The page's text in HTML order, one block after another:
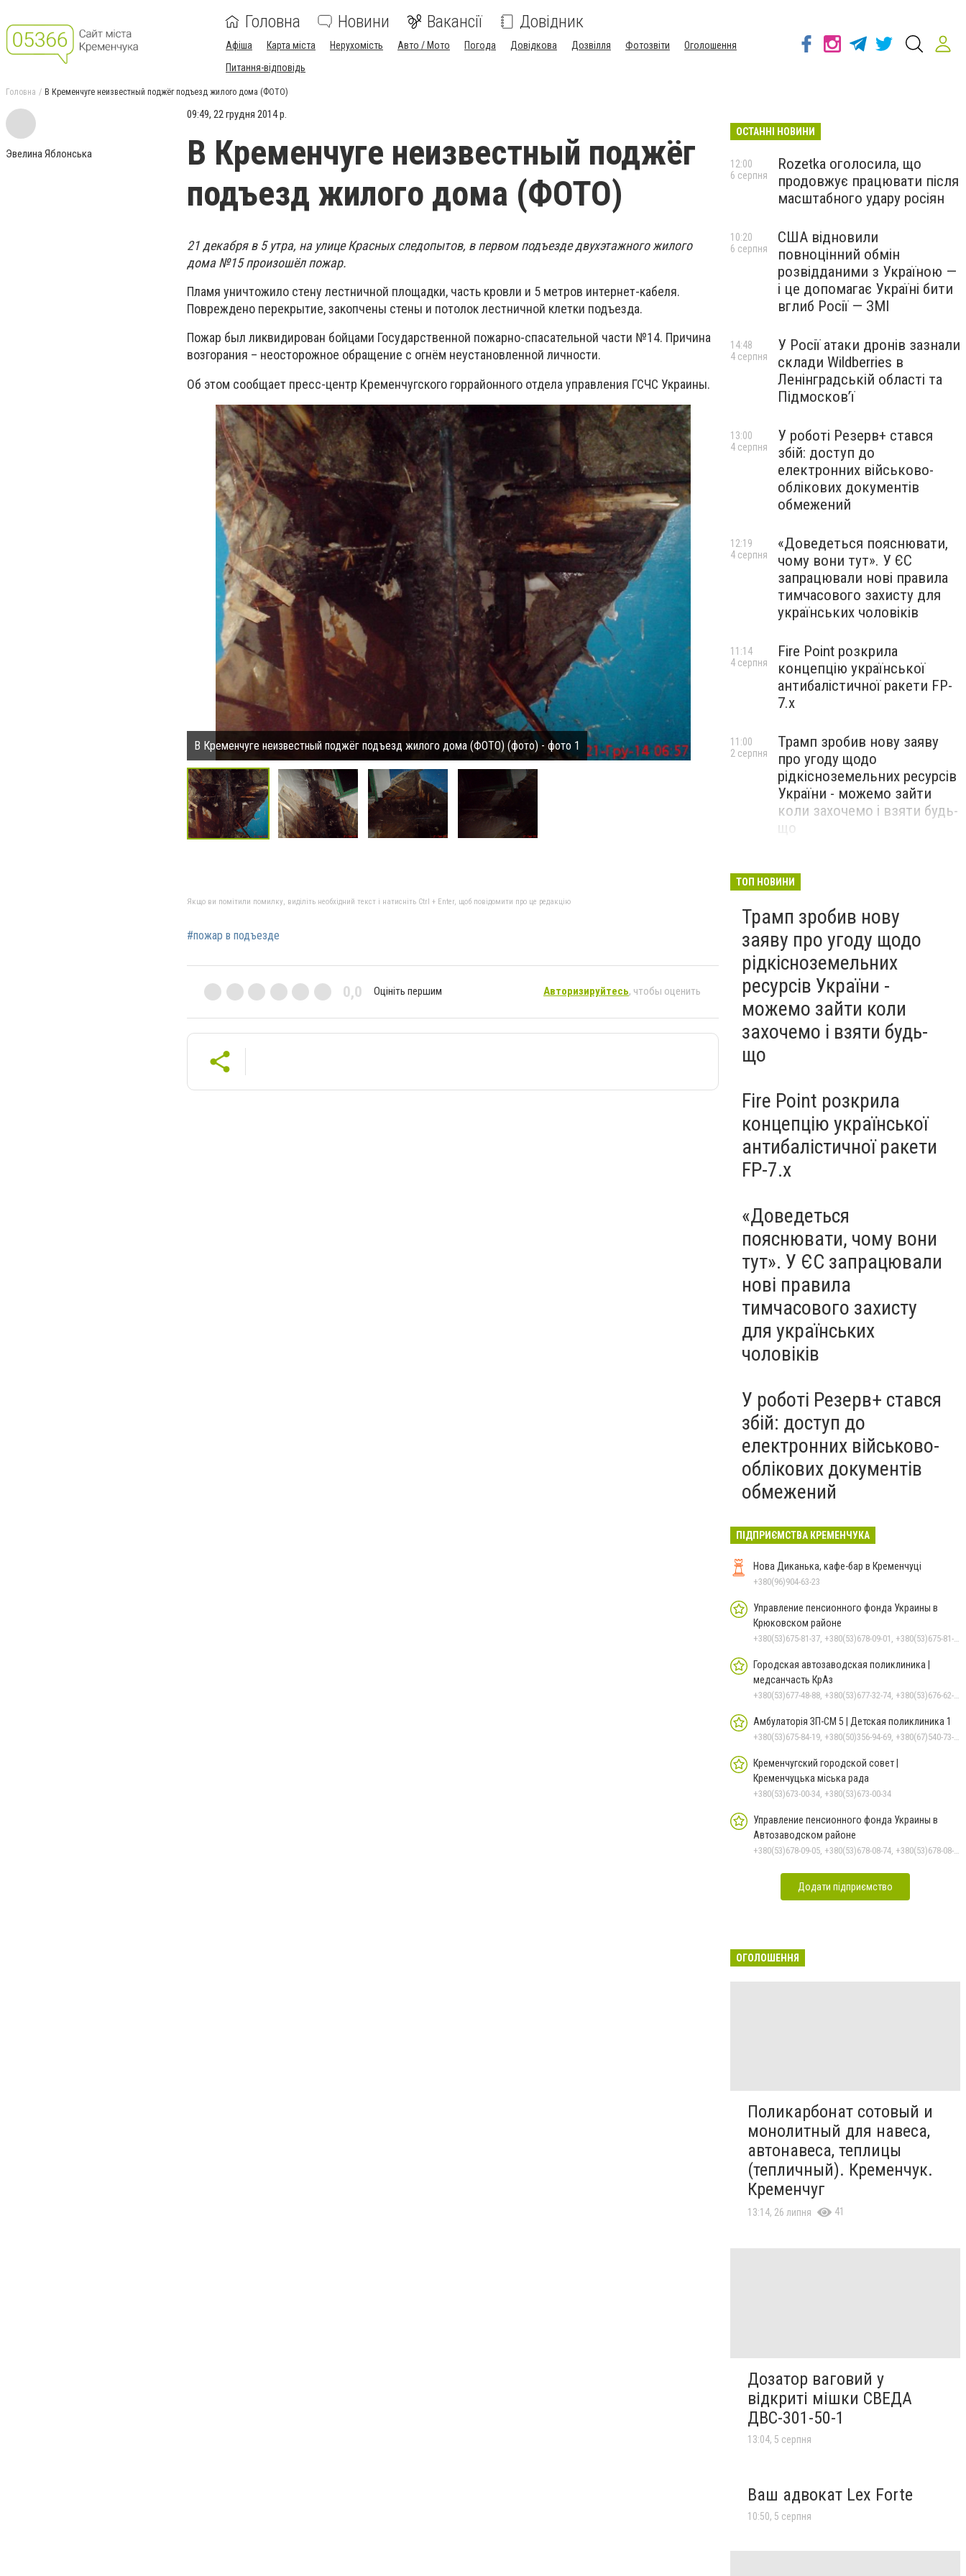
Головна Новини Вакансії Довідник
Афіша Карта міста Нерухомість Авто / Мото Погода Довідкова Дозвілля Фотозвіти
Оголошення
Питання-відповідь
Головна В Кременчуге неизвестный поджёг подъезд жилого дома (ФОТО)
Эвелина Яблонська
09:49, 22 грудня 2014 р.
В Кременчуге неизвестный поджёг
подъезд жилого дома (ФОТО)
21 декабря в 5 утра, на улице Красных следопытов, в первом подъезде двухэтажного жилого
дома №15 произошёл пожар.
Пламя уничтожило стену лестничной площадки, часть кровли и 5 метров интернет-кабеля.
Повреждено перекрытие, закопчены стены и потолок лестничной клетки подъезда.
Пожар был ликвидирован бойцами Государственной пожарно-спасательной части №14. Причина
возгорания – неосторожное обращение с огнём неустановленной личности.
Об этом сообщает пресс-центр Кременчугского горрайонного отдела управления ГСЧС Украины.
В Кременчуге неизвестный поджёг подъезд жилого дома (ФОТО) (фото) - фото 1 В Кременчуге неизвестный поджёг подъезд
Якщо ви помітили помилку, виділіть необхідний текст і натисніть Ctrl + Enter, щоб повідомити про це редакцію
#пожар в подъезде
0,0 Оцініть першим Авторизируйтесь, чтобы оценить
ОСТАННІ НОВИНИ
Rozetka оголосила, що
продовжує працювати після
масштабного удару росіян
12:00
6 серпня
США відновили
повноцінний обмін
розвідданими з Україною —
і це допомагає Україні бити
вглиб Росії — ЗМІ
10:20
6 серпня
У Росії атаки дронів зазнали
склади Wildberries в
Ленінградській області та
Підмосков’ї
14:48
4 серпня
У роботі Резерв+ стався
збій: доступ до
електронних військово-
облікових документів
обмежений
13:00
4 серпня
«Доведеться пояснювати,
чому вони тут». У ЄС
запрацювали нові правила
тимчасового захисту для
українських чоловіків
12:19
4 серпня
Fire Point розкрила
концепцію української
антибалістичної ракети FP-
7.x
11:14
4 серпня
Трамп зробив нову заяву
про угоду щодо
рідкісноземельних ресурсів
України - можемо зайти
коли захочемо і взяти будь-
що
11:00
2 серпня
призов”: ДБР проводить
ТЦК по всій Україні
31 липня
ТОП НОВИНИ
Трамп зробив нову
заяву про угоду щодо
рідкісноземельних
ресурсів України -
можемо зайти коли
захочемо і взяти будь-
що
Fire Point розкрила
концепцію української
антибалістичної ракети
FP-7.x
«Доведеться
пояснювати, чому вони
тут». У ЄС запрацювали
нові правила
тимчасового захисту
для українських
чоловіків
У роботі Резерв+ стався
збій: доступ до
електронних військово-
облікових документів
обмежений
ПІДПРИЄМСТВА КРЕМЕНЧУКА
Нова Диканька, кафе-бар в Кременчуці
+380(96)904-63-23
Управление пенсионного фонда Украины в
Крюковском районе
+380(53)675-81-37, +380(53)678-09-01, +380(53)675-81-32, +380(53)675-81-40, +380(53)675-81-33, +380(53)675-81-38, +380(53)675-81-31, +380(53)678-08-87
Городская автозаводская поликлиника |
медсанчасть КрАз
+380(53)677-48-88, +380(53)677-32-74, +380(53)676-62-99, +380536766187
Амбулаторія ЗП-СМ 5 | Детская поликлиника 1
+380(53)675-84-19, +380(50)356-94-69, +380(67)540-73-87
Кременчугский городской совет |
Кременчуцька міська рада
+380(53)673-00-34, +380(53)673-00-34
Управление пенсионного фонда Украины в
Автозаводском районе
+380(53)678-09-05, +380(53)678-08-74, +380(53)678-08-83, +380(53)678-08-41, +380(53)678-08-86
Додати підприємство
ОГОЛОШЕННЯ
Поликарбонат сотовый и
монолитный для навеса,
автонавеса, теплицы
(тепличный). Кременчук.
Кременчуг
13:14, 26 липня 41
Дозатор ваговий у
відкриті мішки СВЕДА
ДВС-301-50-1
13:04, 5 серпня
Ваш адвокат Lex Forte
10:50, 5 серпня